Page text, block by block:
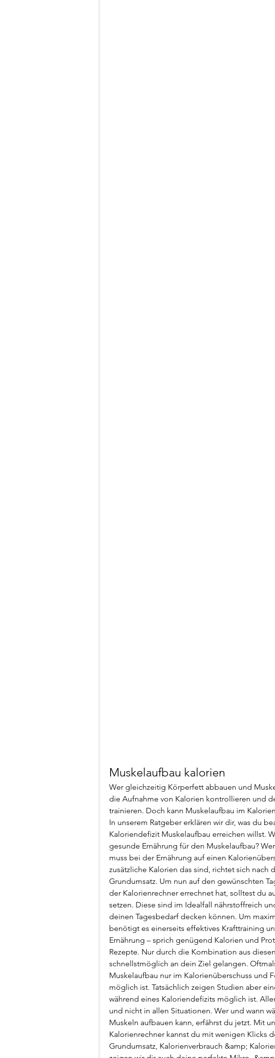
Muskelaufbau kalorien
Wer gleichzeitig Körperfett abbauen und
die Aufnahme von Kalorien kontrollieren und
trainieren. Doch kann Muskelaufbau im
In unserem Ratgeber erklären wir dir, was du
Kaloriendefizit Muskelaufbau erreichen willst.
gesunde Ernährung für den Muskelaufbau?
muss bei der Ernährung auf einen
zusätzliche Kalorien das sind, richtet sich nach
Grundumsatz. Um nun auf den gewünschten
der Kalorienrechner errechnet hat, solltest du
setzen. Diese sind im Idealfall nährstoffreich
deinen Tagesbedarf decken können. Um
benötigt es einerseits effektives Krafttraining
Ernährung – sprich genügend Kalorien und
Rezepte. Nur durch die Kombination aus
schnellstmöglich an dein Ziel gelangen.
Muskelaufbau nur im Kalorienüberschuss und
möglich ist. Tatsächlich zeigen Studien aber
während eines Kaloriendefizits möglich ist.
und nicht in allen Situationen. Wer und wann
Muskeln aufbauen kann, erfährst du jetzt. Mit
Kalorienrechner kannst du mit wenigen Klicks
Grundumsatz, Kalorienverbrauch &amp;